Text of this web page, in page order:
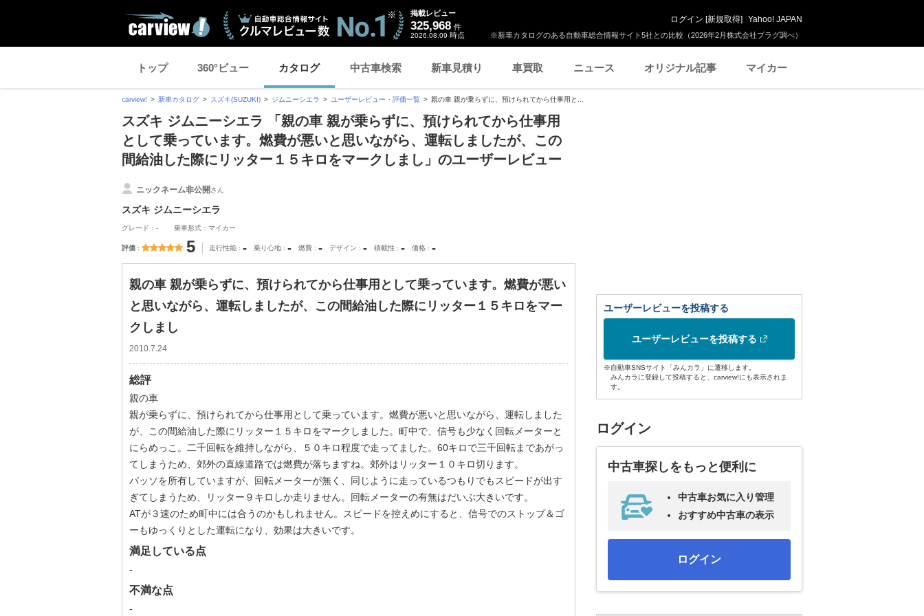
※新車カタログのある自動車総合情報サイト5社との比較（2026年2月株式会社プラグ調べ）
掲載レビュー
325,968 件
2026.08.09 時点
ログイン [新規取得] Yahoo! JAPAN
トップ 360°ビュー カタログ 中古車検索 新車見積り 車買取 ニュース オリジナル記事 マイカー
carview! 新車カタログ スズキ(SUZUKI) ジムニーシエラ ユーザーレビュー・評価一覧 親の車 親が乗らずに、預けられてから仕事用と...
スズキ ジムニーシエラ 「親の車 親が乗らずに、預けられてから仕事用
として乗っています。燃費が悪いと思いながら、運転しましたが、この
間給油した際にリッター１５キロをマークしまし」のユーザーレビュー
ニックネーム非公開さん
スズキ ジムニーシエラ
グレード：- 乗車形式：マイカー
評価 5 走行性能 - 乗り心地 - 燃費 - デザイン - 積載性 - 価格 -
親の車 親が乗らずに、預けられてから仕事用として乗っています。燃費が悪い
と思いながら、運転しましたが、この間給油した際にリッター１５キロをマー
クしまし
2010.7.24
総評
親の車
親が乗らずに、預けられてから仕事用として乗っています。燃費が悪いと思いながら、運転しました
が、この間給油した際にリッター１５キロをマークしました。町中で、信号も少なく回転メーターと
にらめっこ。二千回転を維持しながら、５０キロ程度で走ってました。60キロで三千回転まであがっ
てしまうため、郊外の直線道路では燃費が落ちますね。郊外はリッター１０キロ切ります。
パッソを所有していますが、回転メーターが無く、同じように走っているつもりでもスピードが出す
ぎてしまうため、リッター９キロしか走りません。回転メーターの有無はだいぶ大きいです。
ATが３速のため町中には合うのかもしれません。スピードを控えめにすると、信号でのストップ＆ゴ
ーもゆっくりとした運転になり、効果は大きいです。
満足している点
-
不満な点
-
ユーザーレビューを投稿する
ユーザーレビューを投稿する
※自動車SNSサイト「みんカラ」に遷移します。
みんカラに登録して投稿すると、carview!にも表示されま
す。
ログイン
中古車探しをもっと便利に
中古車お気に入り管理
おすすめ中古車の表示
ログイン